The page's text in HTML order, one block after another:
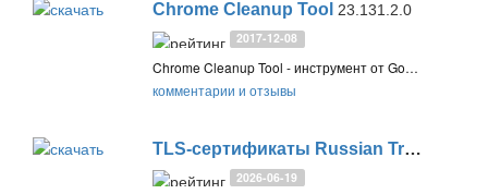
Chrome Cleanup Tool 23.131.2.0
2017-12-08
Chrome Cleanup Tool - инструмент от Google, который сканирует вашу систему и удаляет подозрительные приложения, имеющие проблемы с веб-браузером Google Chrome. Инструмент очистки также позволяет сбросить настройки браузера на значения по умолчанию
комментарии и отзывы
TLS-сертификаты Russian Trusted Root CA
2026-06-19